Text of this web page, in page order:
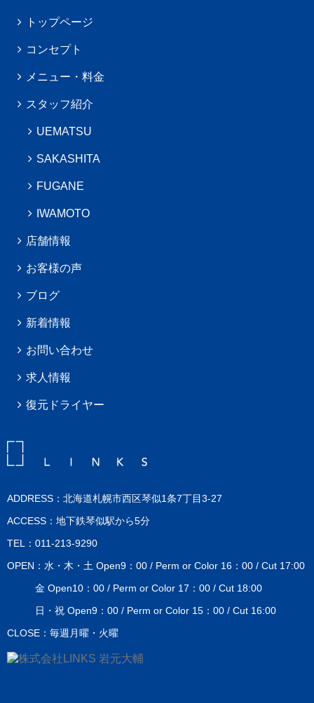
トップページ
コンセプト
メニュー・料金
スタッフ紹介
UEMATSU
SAKASHITA
FUGANE
IWAMOTO
店舗情報
お客様の声
ブログ
新着情報
お問い合わせ
求人情報
復元ドライヤー
ADDRESS：北海道札幌市西区琴似1条7丁目3-27
ACCESS：地下鉄琴似駅から5分
TEL：011-213-9290
OPEN：水・木・土 Open9：00 / Perm or Color 16：00 / Cut 17:00
金 Open10：00 / Perm or Color 17：00 / Cut 18:00
日・祝 Open9：00 / Perm or Color 15：00 / Cut 16:00
CLOSE：毎週月曜・火曜